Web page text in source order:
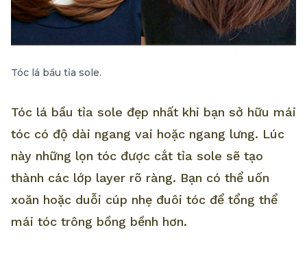
Tóc lá bầu tỉa sole.
Tóc lá bầu tỉa sole đẹp nhất khi bạn sở hữu mái
tóc có độ dài ngang vai hoặc ngang lưng. Lúc
này những lọn tóc được cắt tỉa sole sẽ tạo
thành các lớp layer rõ ràng. Bạn có thể uốn
xoăn hoặc duỗi cúp nhẹ đuôi tóc để tổng thể
mái tóc trông bồng bềnh hơn.